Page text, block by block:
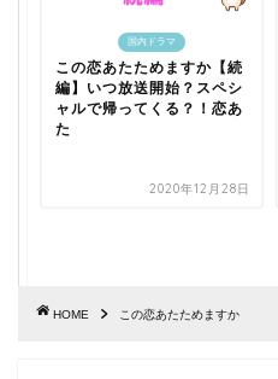
国内ドラマ
この恋あたためますか【続
編】いつ放送開始？スペシ
ャルで帰ってくる？！恋あ
た
2020年12月28日
HOME この恋あたためますか